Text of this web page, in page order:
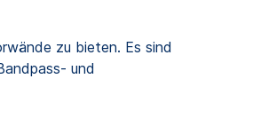
zu bieten. Es sind
und